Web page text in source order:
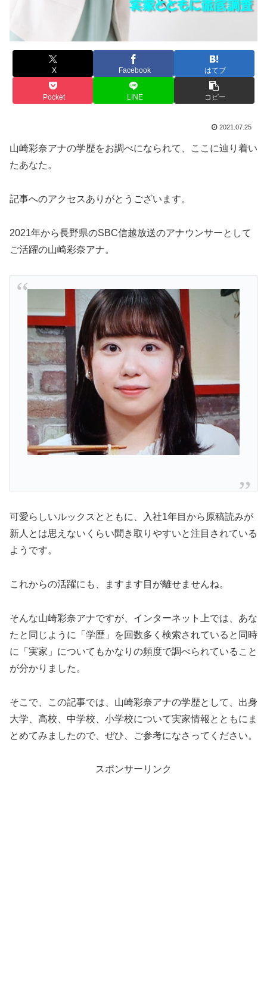
X Facebook はてブ
Pocket LINE コピー
2021.07.25
山崎彩奈アナの学歴をお調べになられて、ここに辿り着い
たあなた。
記事へのアクセスありがとうございます。
2021年から長野県のSBC信越放送のアナウンサーとして
ご活躍の山崎彩奈アナ。
可愛らしいルックスとともに、入社1年目から原稿読みが
新人とは思えないくらい聞き取りやすいと注目されている
ようです。
これからの活躍にも、ますます目が離せませんね。
そんな山崎彩奈アナですが、インターネット上では、あな
たと同じように「学歴」を回数多く検索されていると同時
に「実家」についてもかなりの頻度で調べられていること
が分かりました。
そこで、この記事では、山崎彩奈アナの学歴として、出身
大学、高校、中学校、小学校について実家情報とともにま
とめてみましたので、ぜひ、ご参考になさってください。
スポンサーリンク